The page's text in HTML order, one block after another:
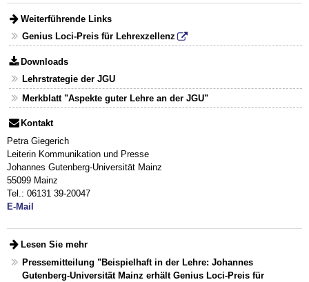
Weiterführende Links
Genius Loci-Preis für Lehrexzellenz
Downloads
Lehrstrategie der JGU
Merkblatt "Aspekte guter Lehre an der JGU"
Kontakt
Petra Giegerich
Leiterin Kommunikation und Presse
Johannes Gutenberg-Universität Mainz
55099 Mainz
Tel.: 06131 39-20047
E-Mail
Lesen Sie mehr
Pressemitteilung "Beispielhaft in der Lehre: Johannes
Gutenberg-Universität Mainz erhält Genius Loci-Preis für